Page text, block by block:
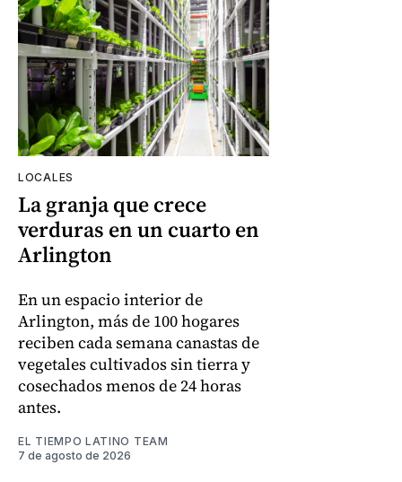
LOCALES
La granja que crece
verduras en un cuarto en
Arlington
En un espacio interior de
Arlington, más de 100 hogares
reciben cada semana canastas de
vegetales cultivados sin tierra y
cosechados menos de 24 horas
antes.
EL TIEMPO LATINO TEAM
7 de agosto de 2026